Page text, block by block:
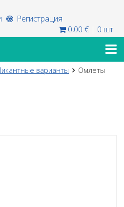
Регистрация
0,00 € | 0 шт.
варианты Омлеты